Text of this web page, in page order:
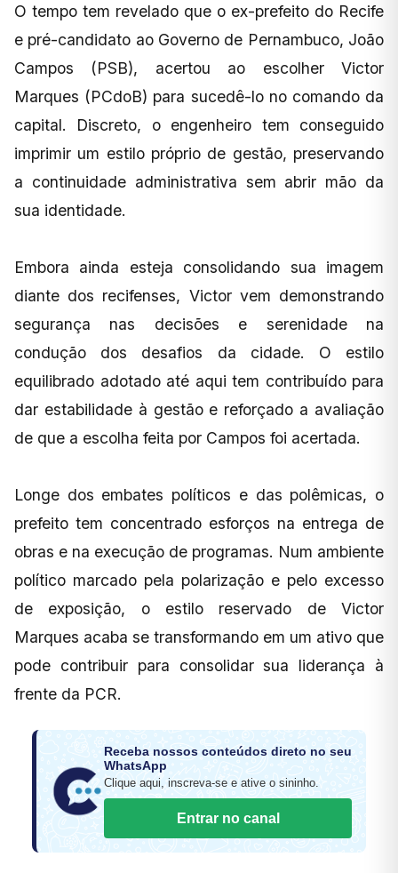
O tempo tem revelado que o ex-prefeito do Recife
e pré-candidato ao Governo de Pernambuco, João
Campos (PSB), acertou ao escolher Victor
Marques (PCdoB) para sucedê-lo no comando da
capital. Discreto, o engenheiro tem conseguido
imprimir um estilo próprio de gestão, preservando
a continuidade administrativa sem abrir mão da
sua identidade.
Embora ainda esteja consolidando sua imagem
diante dos recifenses, Victor vem demonstrando
segurança nas decisões e serenidade na
condução dos desafios da cidade. O estilo
equilibrado adotado até aqui tem contribuído para
dar estabilidade à gestão e reforçado a avaliação
de que a escolha feita por Campos foi acertada.
Longe dos embates políticos e das polêmicas, o
prefeito tem concentrado esforços na entrega de
obras e na execução de programas. Num ambiente
político marcado pela polarização e pelo excesso
de exposição, o estilo reservado de Victor
Marques acaba se transformando em um ativo que
pode contribuir para consolidar sua liderança à
frente da PCR.
Receba nossos conteúdos direto no seu
WhatsApp
Clique aqui, inscreva-se e ative o sininho.
Entrar no canal